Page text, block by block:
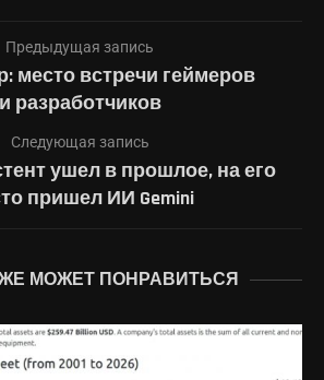
Предыдущая запись
место встречи геймеров
и разработчиков
Следующая запись
ушел в прошлое, на его
пришел ИИ Gemini
МОЖЕТ ПОНРАВИТЬСЯ